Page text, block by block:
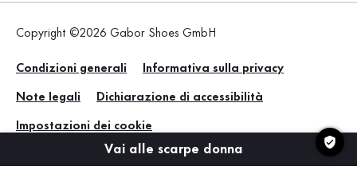
Vai alle scarpe donna
Copyright ©2026 Gabor Shoes GmbH
Condizioni generali Informativa sulla privacy
Note legali Dichiarazione di accessibilità
Impostazioni dei cookie